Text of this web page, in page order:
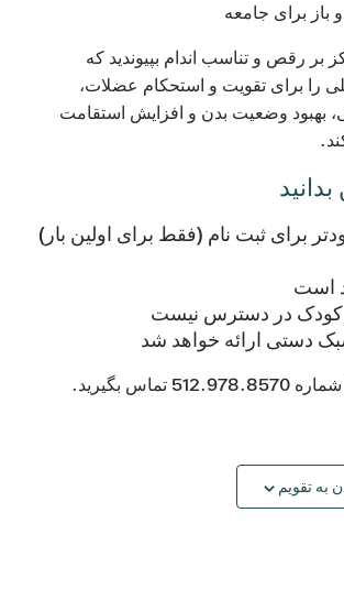
و باز برای جامعه
بر رقص و تناسب اندام بپیوندید که
را برای تقویت و استحکام عضلات،
بهبود وضعیت بدن و افزایش استقامت
برای ثبت نام (فقط برای اولین بار)
است
کودک در دسترس نیست
دستی ارائه خواهد شد
تماس بگیرید.
به تقویم